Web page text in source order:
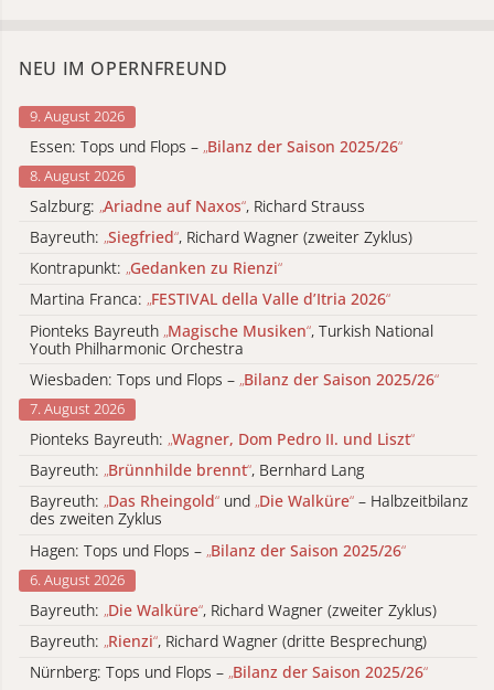
NEU IM OPERNFREUND
9. August 2026
Essen: Tops und Flops – „Bilanz der Saison 2025/26“
8. August 2026
Salzburg: „Ariadne auf Naxos“, Richard Strauss
Bayreuth: „Siegfried“, Richard Wagner (zweiter Zyklus)
Kontrapunkt: „Gedanken zu Rienzi“
Martina Franca: „FESTIVAL della Valle d’Itria 2026“
Pionteks Bayreuth „Magische Musiken“, Turkish National
Youth Philharmonic Orchestra
Wiesbaden: Tops und Flops – „Bilanz der Saison 2025/26“
7. August 2026
Pionteks Bayreuth: „Wagner, Dom Pedro II. und Liszt“
Bayreuth: „Brünnhilde brennt“, Bernhard Lang
Bayreuth: „Das Rheingold“ und „Die Walküre“ – Halbzeitbilanz
des zweiten Zyklus
Hagen: Tops und Flops – „Bilanz der Saison 2025/26“
6. August 2026
Bayreuth: „Die Walküre“, Richard Wagner (zweiter Zyklus)
Bayreuth: „Rienzi“, Richard Wagner (dritte Besprechung)
Nürnberg: Tops und Flops – „Bilanz der Saison 2025/26“